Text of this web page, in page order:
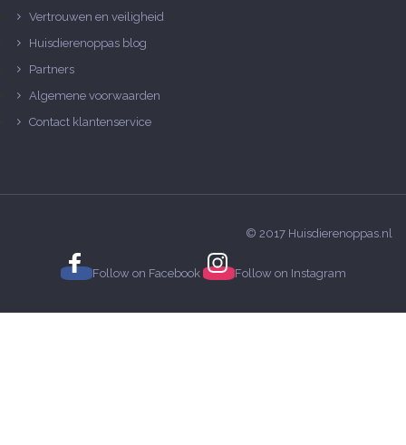
Vertrouwen en veiligheid
Huisdierenoppas blog
Partners
Algemene voorwaarden
Contact klantenservice
© 2017 Huisdierenoppas.nl
Follow on Facebook Follow on Instagram